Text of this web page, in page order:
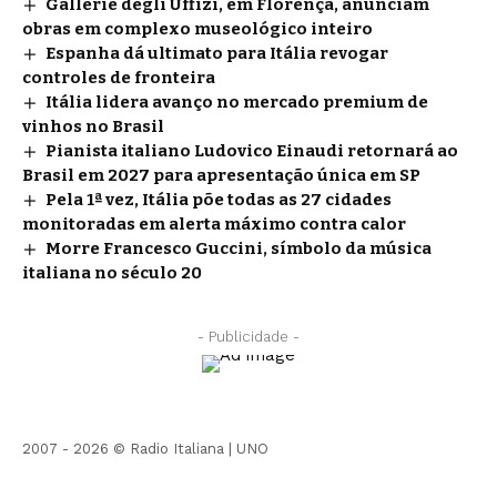
obras em complexo museológico inteiro
Espanha dá ultimato para Itália revogar
controles de fronteira
Itália lidera avanço no mercado premium de
vinhos no Brasil
Pianista italiano Ludovico Einaudi retornará ao
Brasil em 2027 para apresentação única em SP
Pela 1ª vez, Itália põe todas as 27 cidades
monitoradas em alerta máximo contra calor
Morre Francesco Guccini, símbolo da música
italiana no século 20
- Publicidade -
2007 - 2026 © Radio Italiana | UNO